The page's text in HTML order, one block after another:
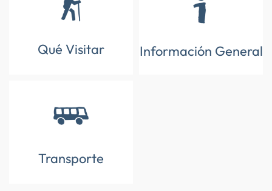
Qué Visitar Información General
Transporte